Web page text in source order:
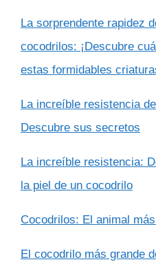
La sorprendente rapidez
cocodrilos: ¡Descubre
estas formidables
La increíble resistencia
Descubre sus secretos
La increíble resistencia:
la piel de un cocodrilo
Cocodrilos: El animal
El cocodrilo más grande